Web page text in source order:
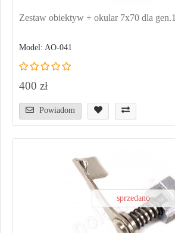
Zestaw obiektyw + okular 7x70 dla gen.1
Model: AO-041
400 zł
Powiadom
sprzedano